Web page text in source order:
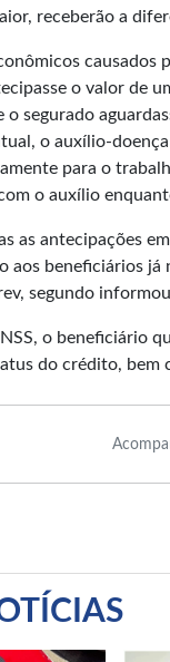
receberão a
causados
o valor de
segurado
o auxílio-
para o
o auxílio
as antecipações
aos beneficiários
segundo
o beneficiário
do crédito, bem